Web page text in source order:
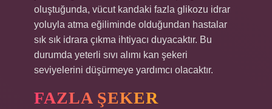
oluştuğunda, vücut kandaki fazla glikozu idrar
yoluyla atma eğiliminde olduğundan hastalar
sık ​​sık idrara çıkma ihtiyacı duyacaktır. Bu
durumda yeterli sıvı alımı kan şekeri
seviyelerini düşürmeye yardımcı olacaktır.
FAZLA ŞEKER